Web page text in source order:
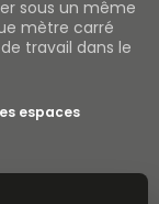
sous un même
mètre carré
travail dans le
espaces